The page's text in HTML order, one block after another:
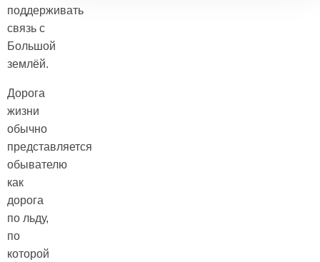
поддерживать
связь с
Большой
землёй.
Дорога
жизни
обычно
представляется
обывателю
как
дорога
по льду,
по
которой